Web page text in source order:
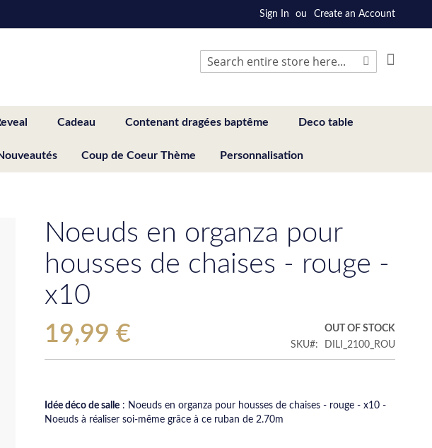
Sign In Create an Account
Search
Cadeau Contenant dragées baptême Deco table
Coup de Coeur Thème Personnalisation
Noeuds en organza pour
housses de chaises - rouge -
x10
19,99 €
OUT OF STOCK
SKU
DILI_2100_ROU
Idée déco de salle : Noeuds en organza pour housses de chaises - rouge - x10 -
Noeuds à réaliser soi-même grâce à ce ruban de 2.70m